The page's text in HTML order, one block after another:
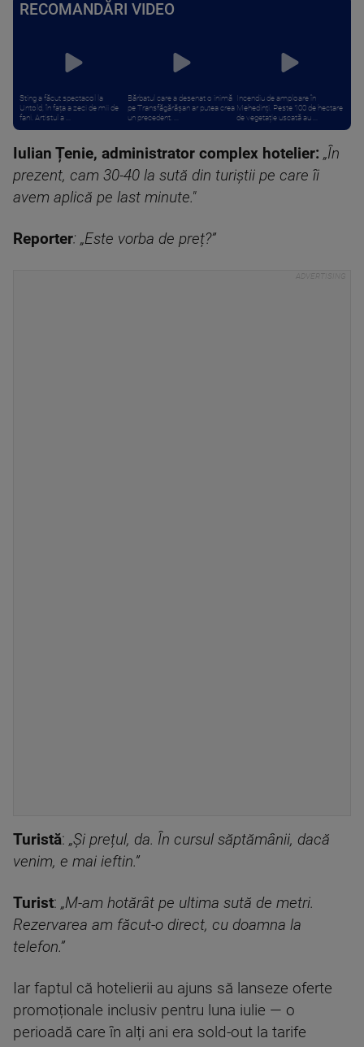
RECOMANDĂRI VIDEO
Sting a făcut spectacol la
Untold, în fața a zeci de mii de
fani. Artistul a ...
Bărbatul care a desenat o inimă
pe Transfăgărășan ar putea crea
un precedent. ...
Incendiu de amploare în
Mehedinți. Peste 100 de hectare
de vegetație uscată au ...
Iulian Țenie, administrator complex hotelier: „În
prezent, cam 30-40 la sută din turiștii pe care îi
avem aplică pe last minute."
Reporter: „Este vorba de preț?”
Turistă: „Și prețul, da. În cursul săptămânii, dacă
venim, e mai ieftin.”
Turist: „M-am hotărât pe ultima sută de metri.
Rezervarea am făcut-o direct, cu doamna la
telefon.”
Iar faptul că hotelierii au ajuns să lanseze oferte
promoționale inclusiv pentru luna iulie — o
perioadă care în alți ani era sold-out la tarife